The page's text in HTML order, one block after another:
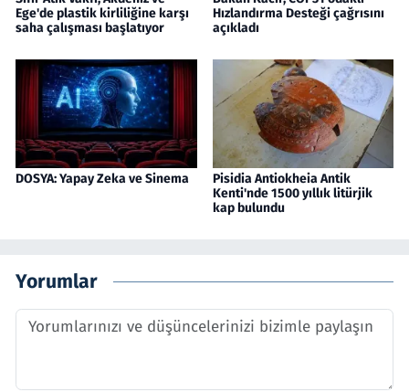
Ege'de plastik kirliliğine karşı
saha çalışması başlatıyor
Hızlandırma Desteği çağrısını
açıkladı
DOSYA: Yapay Zeka ve Sinema
Pisidia Antiokheia Antik
Kenti'nde 1500 yıllık litürjik
kap bulundu
Yorumlar